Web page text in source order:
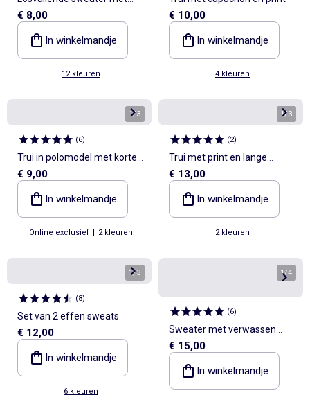
print
€ 8,00
In winkelmandje
12 kleuren
€ 10,00
In winkelmandje
4 kleuren
1/3
(6)
Trui in polomodel met korte
mouwen
€ 9,00
In winkelmandje
Online exclusief | 2 kleuren
1/3
(2)
Trui met print en lange
mouwen
€ 13,00
In winkelmandje
2 kleuren
1/3
(8)
Set van 2 effen sweats
€ 12,00
In winkelmandje
6 kleuren
1/4
(6)
Sweater met verwassen
look, capuchon en
kangoeroezakken
€ 15,00
In winkelmandje